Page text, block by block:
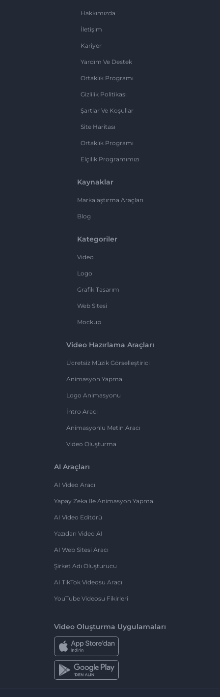
Hakkımızda
İletişim
Kariyer
Yardım Ve Destek
Ortaklık Programı
Gizlilik Politikası
Şartlar Ve Koşullar
Site Haritası
Ortaklık Programı
Elçilik Programımızı
Kaynaklar
Markalaştırma Araçları
Blog
Kategoriler
Video
Logo
Grafik Tasarım
Web Sitesi
Mockup
Video Hazırlama Araçları
Ücretsiz Müzik Görselleştirici
Animasyon Yapma
Logo Animasyonu
İntro Aracı
Animasyonlu Metin Aracı
Video Oluşturma
AI Araçları
AI Video Aracı
Yapay Zeka Ile Animasyon Yapma
AI Video Editörü
Yazıdan Video AI
AI Web Sitesi Aracı
Şirket Adı Oluşturucu
AI TikTok Videosu Aracı
YouTube Videosu Fikirleri
Video Oluşturma Uygulamaları